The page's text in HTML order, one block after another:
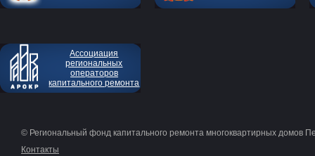
Ассоциация
региональных
операторов
капитального ремонта
© Региональный фонд капитального ремонта многоквартирных домов
Контакты